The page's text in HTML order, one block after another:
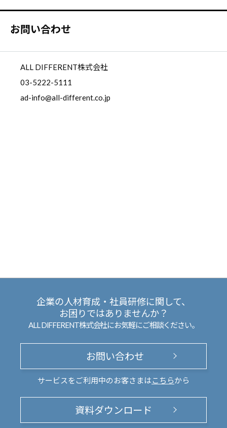
お問い合わせ
ALL DIFFERENT株式会社
03-5222-5111
ad-info@all-different.co.jp
企業の人材育成・社員研修に関して、
お困りではありませんか？
ALL DIFFERENT株式会社にお気軽にご相談ください。
お問い合わせ
サービスをご利用中のお客さまは こちらから
資料ダウンロード